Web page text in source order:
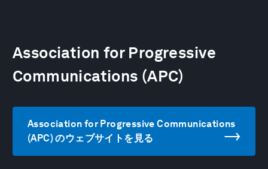
Association for Progressive
Communications (APC)
Association for Progressive Communications
(APC) のウェブサイトを見る